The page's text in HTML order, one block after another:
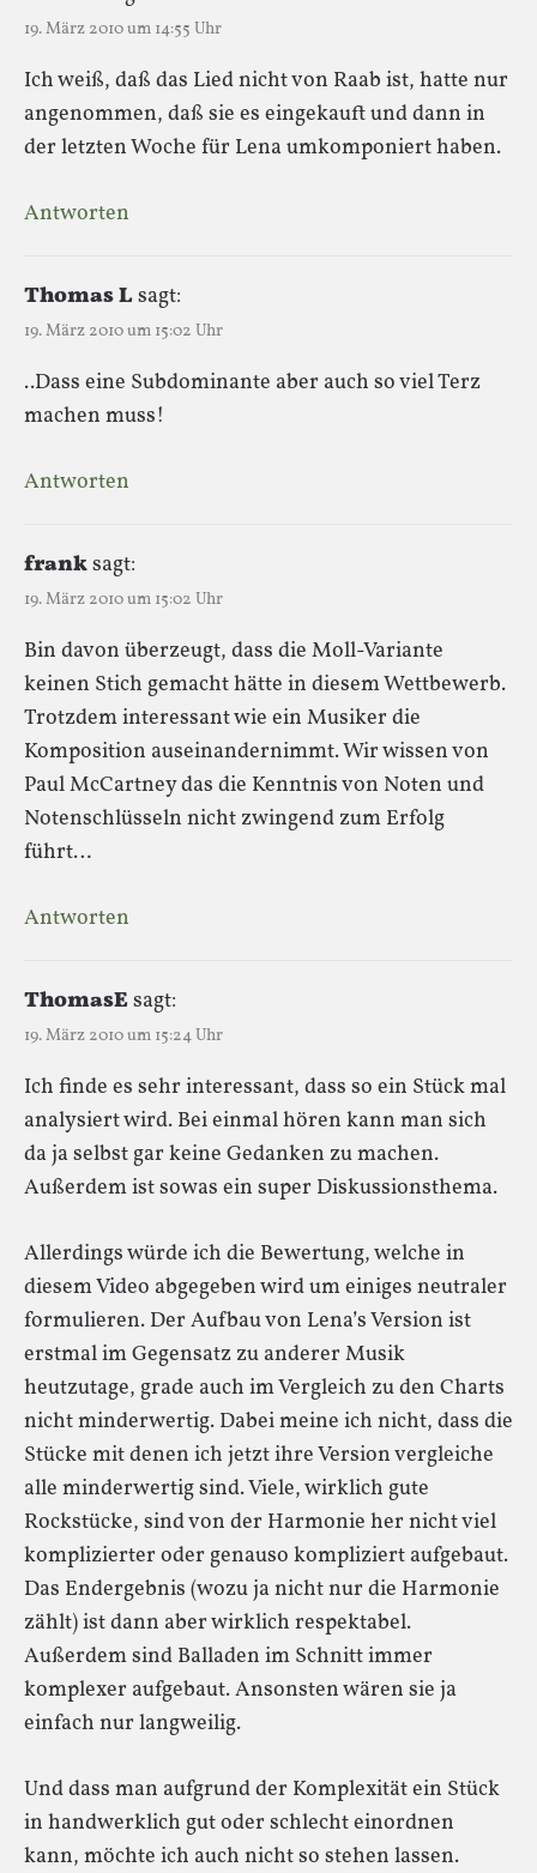
19. März 2010 um 14:55 Uhr
Ich weiß, daß das Lied nicht von Raab ist, hatte nur
angenommen, daß sie es eingekauft und dann in
der letzten Woche für Lena umkomponiert haben.
Antworten
Thomas Lsagt:
19. März 2010 um 15:02 Uhr
..Dass eine Subdominante aber auch so viel Terz
machen muss!
Antworten
franksagt:
19. März 2010 um 15:02 Uhr
Bin davon überzeugt, dass die Moll-Variante
keinen Stich gemacht hätte in diesem Wettbewerb.
Trotzdem interessant wie ein Musiker die
Komposition auseinandernimmt. Wir wissen von
Paul McCartney das die Kenntnis von Noten und
Notenschlüsseln nicht zwingend zum Erfolg
führt…
Antworten
ThomasEsagt:
19. März 2010 um 15:24 Uhr
Ich finde es sehr interessant, dass so ein Stück mal
analysiert wird. Bei einmal hören kann man sich
da ja selbst gar keine Gedanken zu machen.
Außerdem ist sowas ein super Diskussionsthema.
Allerdings würde ich die Bewertung, welche in
diesem Video abgegeben wird um einiges neutraler
formulieren. Der Aufbau von Lena’s Version ist
erstmal im Gegensatz zu anderer Musik
heutzutage, grade auch im Vergleich zu den Charts
nicht minderwertig. Dabei meine ich nicht, dass die
Stücke mit denen ich jetzt ihre Version vergleiche
alle minderwertig sind. Viele, wirklich gute
Rockstücke, sind von der Harmonie her nicht viel
komplizierter oder genauso kompliziert aufgebaut.
Das Endergebnis (wozu ja nicht nur die Harmonie
zählt) ist dann aber wirklich respektabel.
Außerdem sind Balladen im Schnitt immer
komplexer aufgebaut. Ansonsten wären sie ja
einfach nur langweilig.
Und dass man aufgrund der Komplexität ein Stück
in handwerklich gut oder schlecht einordnen
kann, möchte ich auch nicht so stehen lassen.